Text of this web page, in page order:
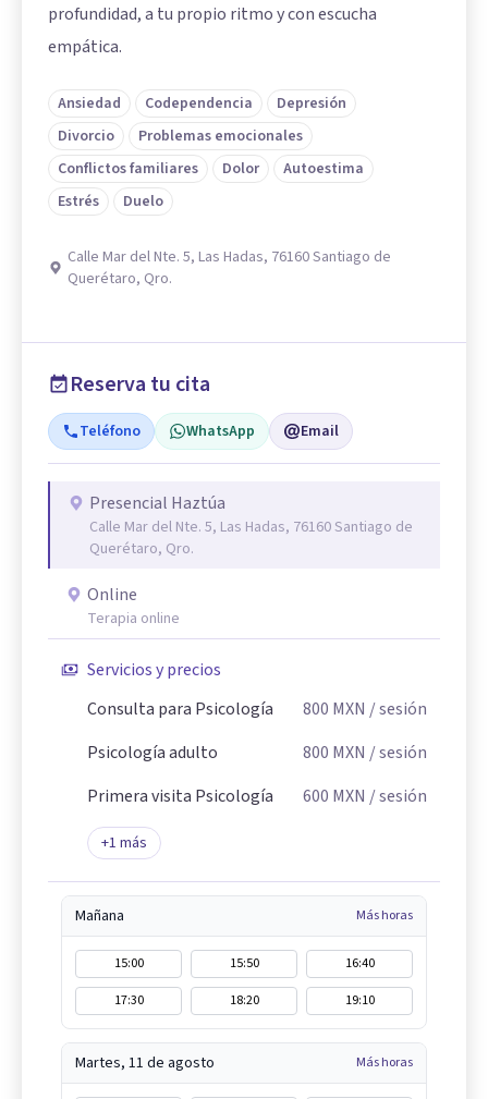
profundidad, a tu propio ritmo y con escucha
empática.
Ansiedad Codependencia
Depresión
Divorcio
Problemas emocionales
Conflictos familiares
Dolor
Autoestima
Estrés
Duelo
Calle Mar del Nte. 5, Las Hadas, 76160 Santiago de
Querétaro, Qro.
Reserva tu cita
Teléfono WhatsApp Email
Presencial Haztúa
Calle Mar del Nte. 5, Las Hadas, 76160 Santiago de
Querétaro, Qro.
Online
Terapia online
Servicios y precios
Consulta para Psicología
800 MXN / sesión
Psicología adulto
800 MXN / sesión
Primera visita Psicología
600 MXN / sesión
+1 más
Mañana Más horas
15:00 15:50
16:40
17:30
18:20 19:10
Martes, 11 de agosto Más horas